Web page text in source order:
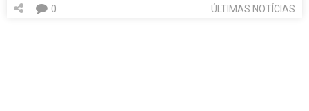
ÚLTIMAS NOTÍCIAS
0